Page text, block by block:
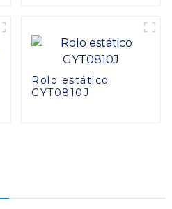
Rolo estático
GYT0810J